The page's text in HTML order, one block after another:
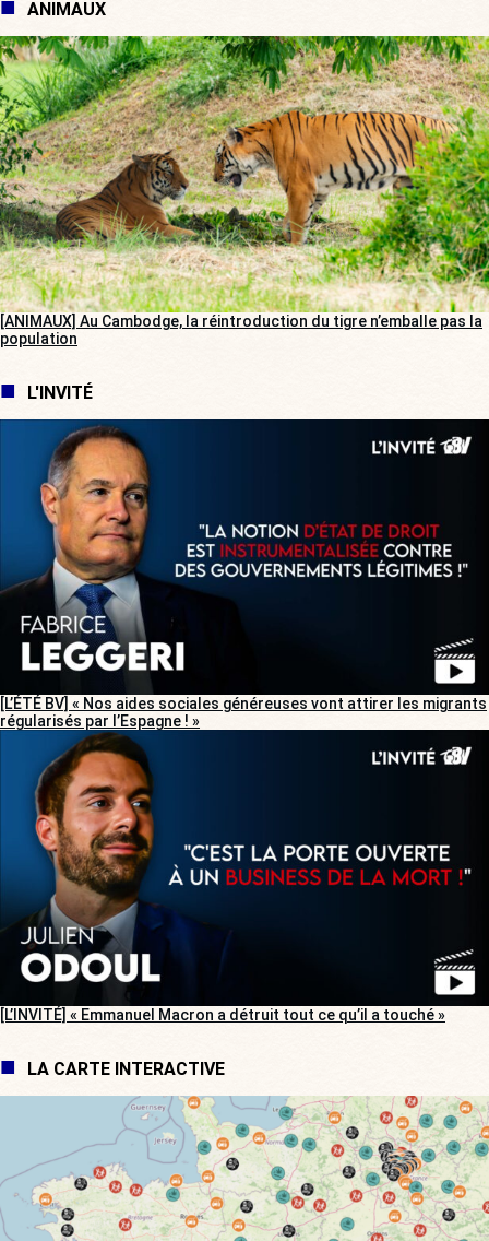
ANIMAUX
[ANIMAUX] Au Cambodge, la réintroduction du tigre n’emballe pas la
population
L'INVITÉ
[L’ÉTÉ BV] « Nos aides sociales généreuses vont attirer les migrants
régularisés par l’Espagne ! »
[L’INVITÉ] « Emmanuel Macron a détruit tout ce qu’il a touché »
LA CARTE INTERACTIVE